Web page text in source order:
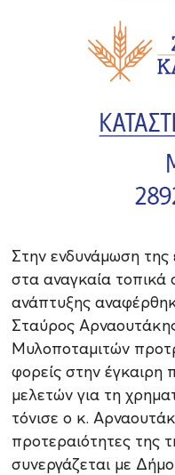
Στην ενδυνάμωση της
στα αναγκαία τοπικά
ανάπτυξης
Σταύρος
Μυλοποταμιτών
φορείς στην έγκαιρη
μελετών για τη
τόνισε ο κ.
προτεραιότητες της
συνεργάζεται με